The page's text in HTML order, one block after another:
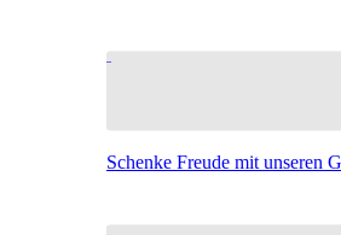
Schenke Freude mit unseren